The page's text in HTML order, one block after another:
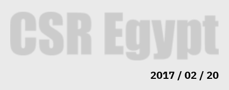
20 / 02 / 2017
التنمية المحلية والبيئة تبحث مع